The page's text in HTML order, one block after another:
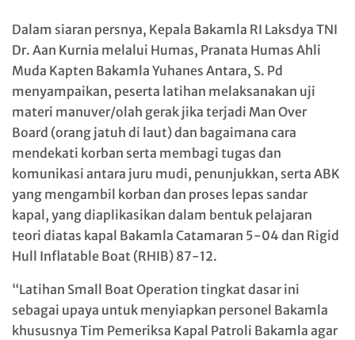
Dalam siaran persnya, Kepala Bakamla RI Laksdya TNI
Dr. Aan Kurnia melalui Humas, Pranata Humas Ahli
Muda Kapten Bakamla Yuhanes Antara, S. Pd
menyampaikan, peserta latihan melaksanakan uji
materi manuver/olah gerak jika terjadi Man Over
Board (orang jatuh di laut) dan bagaimana cara
mendekati korban serta membagi tugas dan
komunikasi antara juru mudi, penunjukkan, serta ABK
yang mengambil korban dan proses lepas sandar
kapal, yang diaplikasikan dalam bentuk pelajaran
teori diatas kapal Bakamla Catamaran 5-04 dan Rigid
Hull Inflatable Boat (RHIB) 87-12.
“Latihan Small Boat Operation tingkat dasar ini
sebagai upaya untuk menyiapkan personel Bakamla
khususnya Tim Pemeriksa Kapal Patroli Bakamla agar